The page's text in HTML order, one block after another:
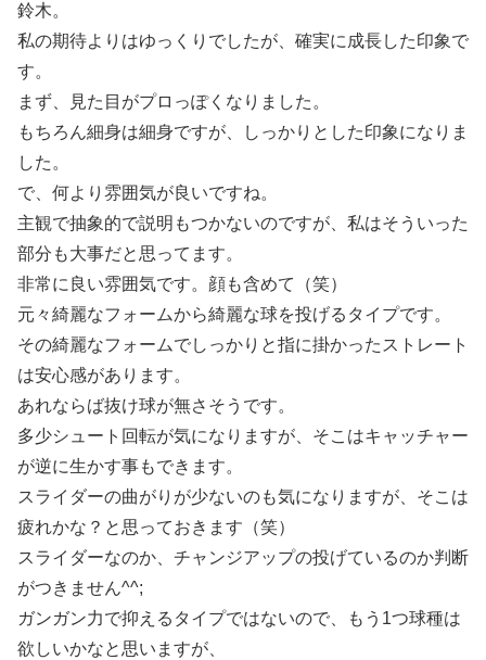
鈴木。
私の期待よりはゆっくりでしたが、確実に成長した印象で
す。
まず、見た目がプロっぽくなりました。
もちろん細身は細身ですが、しっかりとした印象になりま
した。
で、何より雰囲気が良いですね。
主観で抽象的で説明もつかないのですが、私はそういった
部分も大事だと思ってます。
非常に良い雰囲気です。顔も含めて（笑）
元々綺麗なフォームから綺麗な球を投げるタイプです。
その綺麗なフォームでしっかりと指に掛かったストレート
は安心感があります。
あれならば抜け球が無さそうです。
多少シュート回転が気になりますが、そこはキャッチャー
が逆に生かす事もできます。
スライダーの曲がりが少ないのも気になりますが、そこは
疲れかな？と思っておきます（笑）
スライダーなのか、チャンジアップの投げているのか判断
がつきません^^;
ガンガン力で抑えるタイプではないので、もう1つ球種は
欲しいかなと思いますが、